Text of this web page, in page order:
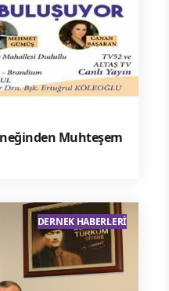
Muhteşem
DERNEK HABERLERI